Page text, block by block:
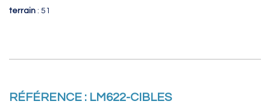
terrain : 51
RÉFÉRENCE : LM622-CIBLES